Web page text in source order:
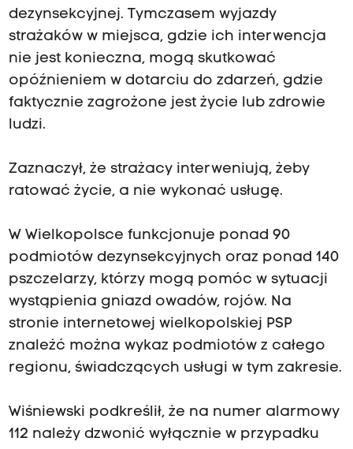
dezynsekcyjnej. Tymczasem wyjazdy
strażaków w miejsca, gdzie ich interwencja
nie jest konieczna, mogą skutkować
opóźnieniem w dotarciu do zdarzeń, gdzie
faktycznie zagrożone jest życie lub zdrowie
ludzi.
Zaznaczył, że strażacy interweniują, żeby
ratować życie, a nie wykonać usługę.
W Wielkopolsce funkcjonuje ponad 90
podmiotów dezynsekcyjnych oraz ponad 140
pszczelarzy, którzy mogą pomóc w sytuacji
wystąpienia gniazd owadów, rojów. Na
stronie internetowej wielkopolskiej PSP
znaleźć można wykaz podmiotów z całego
regionu, świadczących usługi w tym zakresie.
Wiśniewski podkreślił, że na numer alarmowy
112 należy dzwonić wyłącznie w przypadku